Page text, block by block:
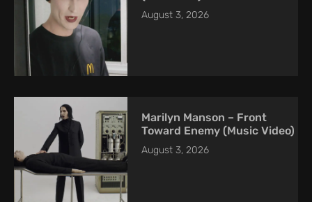
August 3, 2026
Marilyn Manson – Front
Toward Enemy (Music Video)
August 3, 2026